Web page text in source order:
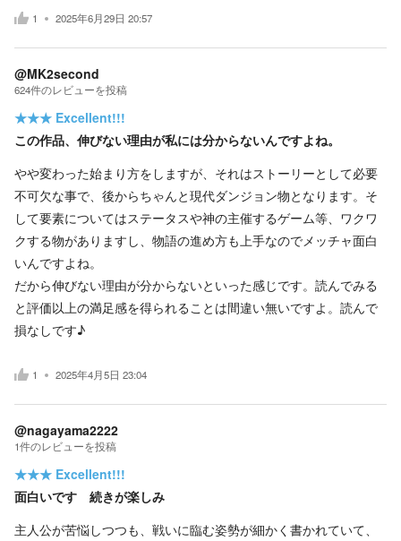
1 2025年6月29日 20:57
@MK2second
624件のレビューを投稿
★★★ Excellent!!!
この作品、伸びない理由が私には分からないんですよね。
やや変わった始まり方をしますが、それはストーリーとして必要
不可欠な事で、後からちゃんと現代ダンジョン物となります。そ
して要素についてはステータスや神の主催するゲーム等、ワクワ
クする物がありますし、物語の進め方も上手なのでメッチャ面白
いんですよね。
だから伸びない理由が分からないといった感じです。読んでみる
と評価以上の満足感を得られることは間違い無いですよ。読んで
損なしです♪
1 2025年4月5日 23:04
@nagayama2222
1件のレビューを投稿
★★★ Excellent!!!
面白いです 続きが楽しみ
主人公が苦悩しつつも、戦いに臨む姿勢が細かく書かれていて、